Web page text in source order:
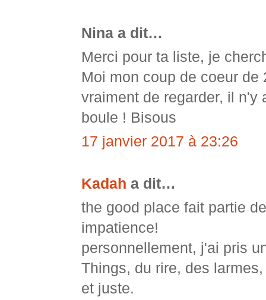
Nina a dit…
Merci pour ta liste, je
Moi mon coup de coeur
vraiment de regarder, il n'y
boule ! Bisous
17 janvier 2017 à 23:26
Kadah a dit…
the good place fait partie
impatience!
personnellement, j'ai pris
Things, du rire, des
et juste.